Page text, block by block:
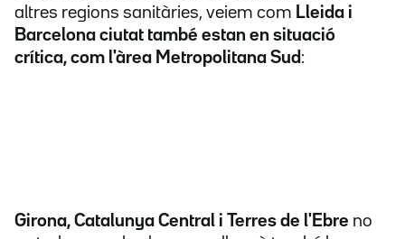
altres regions sanitàries, veiem com Lleida i
Barcelona ciutat també estan en situació
crítica, com l'àrea Metropolitana Sud :
Girona, Catalunya Central i Terres de l'Ebre no